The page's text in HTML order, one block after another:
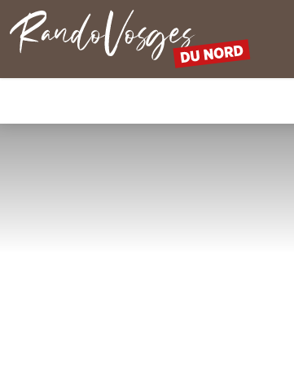
Nordvogesen